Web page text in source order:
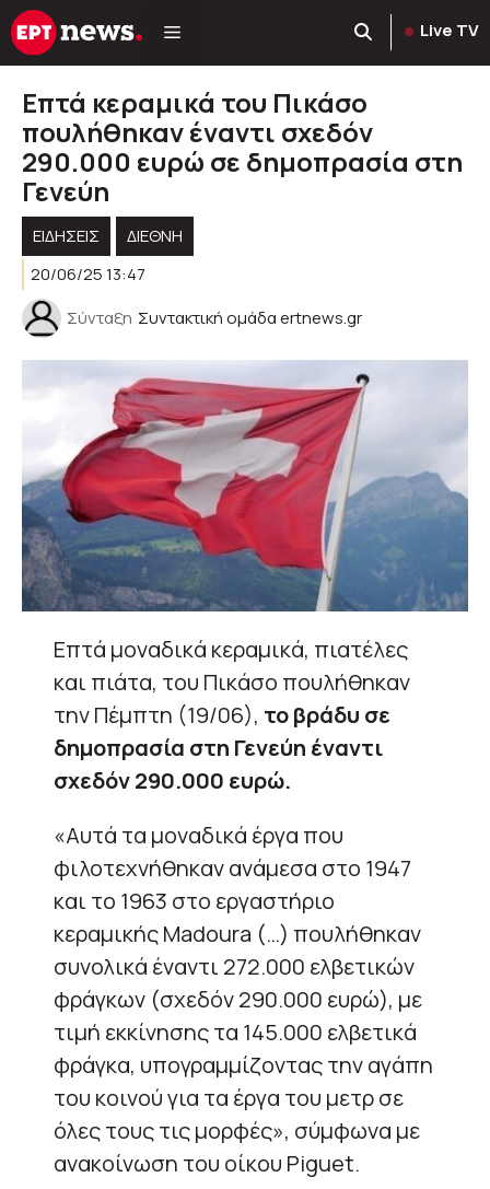
Μετάβαση
σε
Live TV
Επτά κεραμικά του Πικάσο
πουλήθηκαν έναντι σχεδόν
290.000 ευρώ σε δημοπρασία στη
Γενεύη
ΕΙΔΗΣΕΙΣ
ΔΙΕΘΝΗ
20/06/25 13:47
Σύνταξη Συντακτική ομάδα ertnews.gr
Επτά μοναδικά κεραμικά, πιατέλες
και πιάτα, του Πικάσο πουλήθηκαν
την Πέμπτη (19/06), το βράδυ σε
δημοπρασία στη Γενεύη έναντι
σχεδόν 290.000 ευρώ.
«Αυτά τα μοναδικά έργα που
φιλοτεχνήθηκαν ανάμεσα στο 1947
και το 1963 στο εργαστήριο
κεραμικής Madoura (…) πουλήθηκαν
συνολικά έναντι 272.000 ελβετικών
φράγκων (σχεδόν 290.000 ευρώ), με
τιμή εκκίνησης τα 145.000 ελβετικά
φράγκα, υπογραμμίζοντας την αγάπη
του κοινού για τα έργα του μετρ σε
όλες τους τις μορφές», σύμφωνα με
ανακοίνωση του οίκου Piguet.